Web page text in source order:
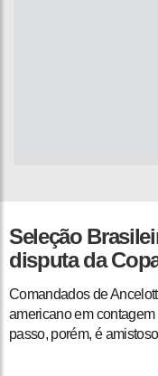
Seleção
disputa da
Comandados de
americano em
passo, porém, é